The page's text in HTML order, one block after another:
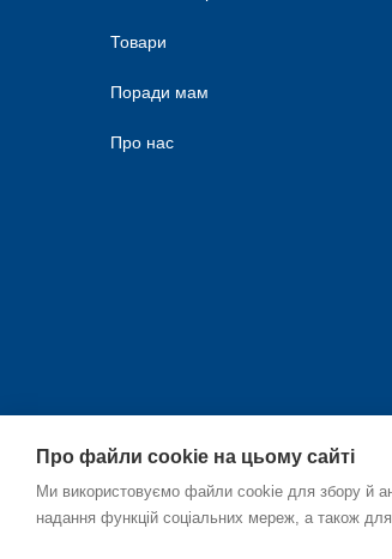
Товари
Поради мам
Про нас
Про файли cookie на цьому сайті
Ми використовуємо файли cookie для збору й
надання функцій соціальних мереж, а також